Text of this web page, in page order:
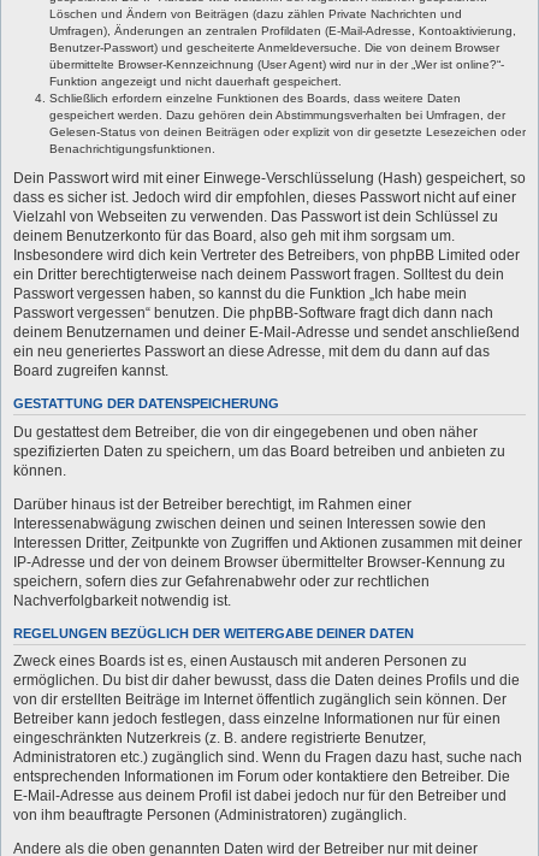
Löschen und Ändern von Beiträgen (dazu zählen Private Nachrichten und
Umfragen), Änderungen an zentralen Profildaten (E-Mail-Adresse, Kontoaktivierung,
Benutzer-Passwort) und gescheiterte Anmeldeversuche. Die von deinem Browser
übermittelte Browser-Kennzeichnung (User Agent) wird nur in der „Wer ist online?“-
Funktion angezeigt und nicht dauerhaft gespeichert.
Schließlich erfordern einzelne Funktionen des Boards, dass weitere Daten
gespeichert werden. Dazu gehören dein Abstimmungsverhalten bei Umfragen, der
Gelesen-Status von deinen Beiträgen oder explizit von dir gesetzte Lesezeichen oder
Benachrichtigungsfunktionen.
Dein Passwort wird mit einer Einwege-Verschlüsselung (Hash) gespeichert, so
dass es sicher ist. Jedoch wird dir empfohlen, dieses Passwort nicht auf einer
Vielzahl von Webseiten zu verwenden. Das Passwort ist dein Schlüssel zu
deinem Benutzerkonto für das Board, also geh mit ihm sorgsam um.
Insbesondere wird dich kein Vertreter des Betreibers, von phpBB Limited oder
ein Dritter berechtigterweise nach deinem Passwort fragen. Solltest du dein
Passwort vergessen haben, so kannst du die Funktion „Ich habe mein
Passwort vergessen“ benutzen. Die phpBB-Software fragt dich dann nach
deinem Benutzernamen und deiner E-Mail-Adresse und sendet anschließend
ein neu generiertes Passwort an diese Adresse, mit dem du dann auf das
Board zugreifen kannst.
GESTATTUNG DER DATENSPEICHERUNG
Du gestattest dem Betreiber, die von dir eingegebenen und oben näher
spezifizierten Daten zu speichern, um das Board betreiben und anbieten zu
können.
Darüber hinaus ist der Betreiber berechtigt, im Rahmen einer
Interessenabwägung zwischen deinen und seinen Interessen sowie den
Interessen Dritter, Zeitpunkte von Zugriffen und Aktionen zusammen mit deiner
IP-Adresse und der von deinem Browser übermittelter Browser-Kennung zu
speichern, sofern dies zur Gefahrenabwehr oder zur rechtlichen
Nachverfolgbarkeit notwendig ist.
REGELUNGEN BEZÜGLICH DER WEITERGABE DEINER DATEN
Zweck eines Boards ist es, einen Austausch mit anderen Personen zu
ermöglichen. Du bist dir daher bewusst, dass die Daten deines Profils und die
von dir erstellten Beiträge im Internet öffentlich zugänglich sein können. Der
Betreiber kann jedoch festlegen, dass einzelne Informationen nur für einen
eingeschränkten Nutzerkreis (z. B. andere registrierte Benutzer,
Administratoren etc.) zugänglich sind. Wenn du Fragen dazu hast, suche nach
entsprechenden Informationen im Forum oder kontaktiere den Betreiber. Die
E-Mail-Adresse aus deinem Profil ist dabei jedoch nur für den Betreiber und
von ihm beauftragte Personen (Administratoren) zugänglich.
Andere als die oben genannten Daten wird der Betreiber nur mit deiner